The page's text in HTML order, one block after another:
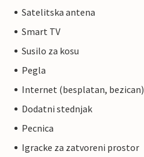
Satelitska antena
Smart TV
Susilo za kosu
Pegla
Internet (besplatan, bezican)
Dodatni stednjak
Pecnica
Igracke za zatvoreni prostor